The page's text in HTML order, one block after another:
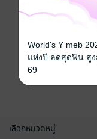
เลือกหมวดหมู่
World's Y meb
แห่งปี ลดสุดฟิน สูง
69